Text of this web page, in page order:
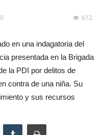
612
en una indagatoria del
presentada en la Brigada
la PDI por delitos de
contra de una niña. Su
y sus recursos